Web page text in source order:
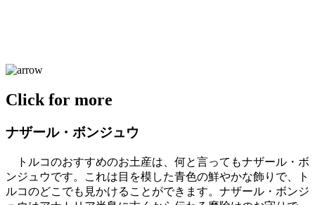
Click for more
ナザール・ボンジュウ
トルコのおすすめのお土産は、何と言ってもナザール・ボ
ンジュウです。これは目を模した青色の鮮やかな飾りで、ト
ルコのどこでも見かけることができます。ナザール・ボンジ